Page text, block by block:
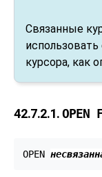
Связанные
курсора, как
42.7.2.1.OPEN
OPEN